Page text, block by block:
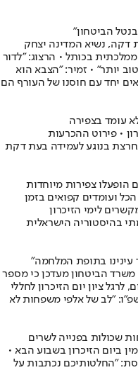
הביטחון"
דקה, נשיא המדינה יצחק
בכותל • הרצוג: "לדור
יותר" • זמיר: "הצבא הוא
יחד עם חוסנו של העורף הם
עומד בצפירה
• פירוט ההכרעות
בנוגע לעמידה בעת דקת
הופעלו צפירות מיוחדות
ועומדים קפואים בזמן
לימי הזיכרון
בהיסטוריה הישראלית
בתופת המלחמה"
משרד הביטחון מעדכן כי מספר
בפקודת יום, לרגל ציון יום הזיכרון לחללי
"לב של אלפי משפחות לא
ביום הזיכרון בשבוע הבא •
"החלטותיכם נכתבות על